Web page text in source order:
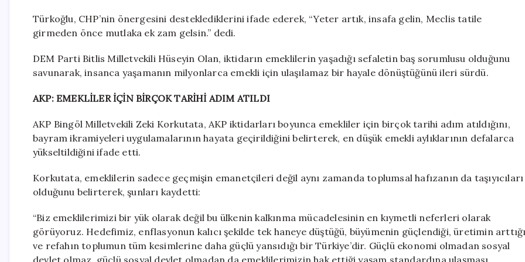
Türkoğlu, CHP’nin önergesini desteklediklerini ifade ederek, “Yeter artık, insafa gelin, Meclis tatile
girmeden önce mutlaka ek zam gelsin.” dedi.
DEM Parti Bitlis Milletvekili Hüseyin Olan, iktidarın emeklilerin yaşadığı sefaletin baş sorumlusu olduğunu
savunarak, insanca yaşamanın milyonlarca emekli için ulaşılamaz bir hayale dönüştüğünü ileri sürdü.
AKP: EMEKLİLER İÇİN BİRÇOK TARİHİ ADIM ATILDI
AKP Bingöl Milletvekili Zeki Korkutata, AKP iktidarları boyunca emekliler için birçok tarihi adım atıldığını,
bayram ikramiyeleri uygulamalarının hayata geçirildiğini belirterek, en düşük emekli aylıklarının defalarca
yükseltildiğini ifade etti.
Korkutata, emeklilerin sadece geçmişin emanetçileri değil aynı zamanda toplumsal hafızanın da taşıyıcıları
olduğunu belirterek, şunları kaydetti:
“Biz emeklilerimizi bir yük olarak değil bu ülkenin kalkınma mücadelesinin en kıymetli neferleri olarak
görüyoruz. Hedefimiz, enflasyonun kalıcı şekilde tek haneye düştüğü, büyümenin güçlendiği, üretimin
ve refahın toplumun tüm kesimlerine daha güçlü yansıdığı bir Türkiye’dir. Güçlü ekonomi olmadan sosyal
devlet olmaz, güçlü sosyal devlet olmadan da emeklilerimizin hak ettiği yaşam standardına ulaşması